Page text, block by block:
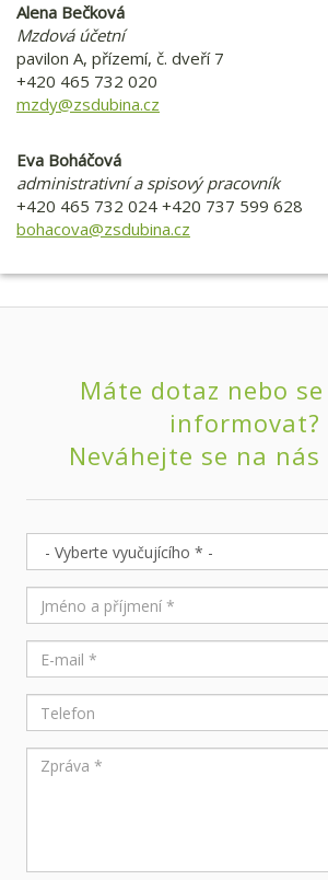
Alena Bečková
Mzdová účetní
pavilon A, přízemí, č. dveří 7
+420 465 732 020
mzdy@zsdubina.cz
Eva Boháčová
administrativní a spisový pracovník
+420 465 732 024 +420 737 599 628
bohacova@zsdubina.cz
Máte dotaz nebo
informovat?
Neváhejte se na